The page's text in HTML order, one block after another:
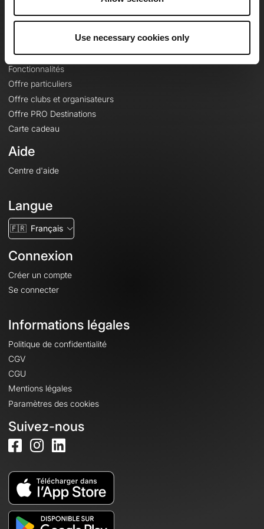
Use necessary cookies only
Le Mag'
Fonds de cartes topographiques
Fonctionnalités
Offre particuliers
Offre clubs et organisateurs
Offre PRO Destinations
Carte cadeau
Aide
Centre d'aide
Langue
🇫🇷 Français
Connexion
Créer un compte
Se connecter
Informations légales
Politique de confidentialité
CGV
CGU
Mentions légales
Paramètres des cookies
Suivez-nous